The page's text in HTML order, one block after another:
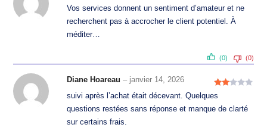
N
ot
ur
5
Vos services donnent un sentiment d’amateur et ne
recherchent pas à accrocher le client potentiel. À
méditer…
(0) (0)
Note
Diane Hoareau– janvier 14, 2026
suivi après l’achat était décevant. Quelques
questions restées sans réponse et manque de clarté
sur certains frais.